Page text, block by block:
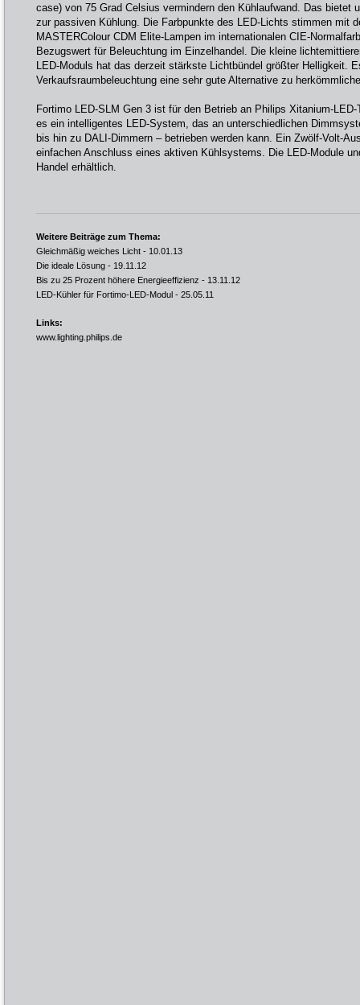
case) von 75 Grad Celsius vermindern den Kühlaufwand. Das bietet
zur passiven Kühlung. Die Farbpunkte des LED-Lichts stimmen mit
MASTERColour CDM Elite-Lampen im internationalen CIE-
Bezugswert für Beleuchtung im Einzelhandel. Die kleine
LED-Moduls hat das derzeit stärkste Lichtbündel größter Helligkeit.
Verkaufsraumbeleuchtung eine sehr gute Alternative zu
Fortimo LED-SLM Gen 3 ist für den Betrieb an Philips Xitanium-
es ein intelligentes LED-System, das an unterschiedlichen
bis hin zu DALI-Dimmern – betrieben werden kann. Ein Zwölf-Volt-
einfachen Anschluss eines aktiven Kühlsystems. Die LED-Module
Handel erhältlich.
Weitere Beiträge zum Thema:
Gleichmäßig weiches Licht - 10.01.13
Die ideale Lösung - 19.11.12
Bis zu 25 Prozent höhere Energieeffizienz - 13.11.12
LED-Kühler für Fortimo-LED-Modul - 25.05.11
Links:
www.lighting.philips.de